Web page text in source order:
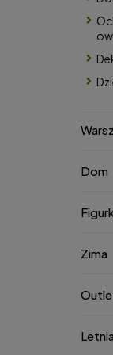
Dom
Zima